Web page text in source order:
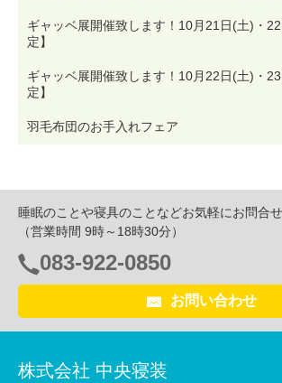
ギャッベ展開催致します！10月21日(土)・
定】
ギャッベ展開催致します！10月22日(土)・
定】
羽毛布団のお手入れフェア
睡眠のことや寝具のことなどお気軽にお問合せ
（営業時間 9時～18時30分）
電
話
番
083-922-0850
お問い合わせ
株式会社 中央寝装